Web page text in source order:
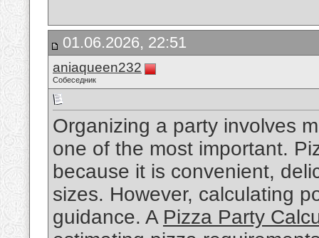
01.06.2026, 22:51
aniaqueen232
Собеседник
Organizing a party involves
one of the most important.
because it is convenient,
sizes. However, calculating
guidance. A Pizza Party